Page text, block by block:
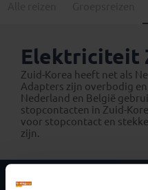
Elektriciteit
Zuid-Korea heeft net als
Adapters zijn overbodig
Nederland en België
stopcontacten in Zuid-
voor stopcontact en
zijn.